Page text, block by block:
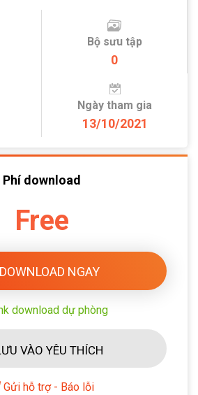
Bộ sưu tập
0
Ngày tham gia
13/10/2021
Phí download
Free
NGAY
download dự phòng
VÀO YÊU THÍCH
Gửi hỗ trợ - Báo lỗi